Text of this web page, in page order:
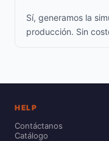
Sí, generamos la
producción. Sin
HELP
Contáctanos
Catálogo